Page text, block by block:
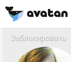
Заблокировать